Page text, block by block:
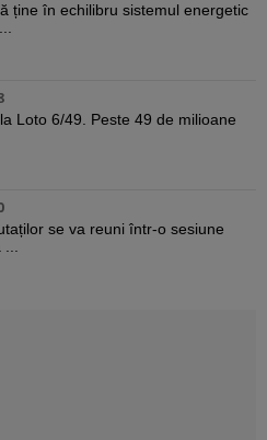
ține în echilibru sistemul energetic
Loto 6/49. Peste 49 de milioane
se va reuni într-o sesiune
...